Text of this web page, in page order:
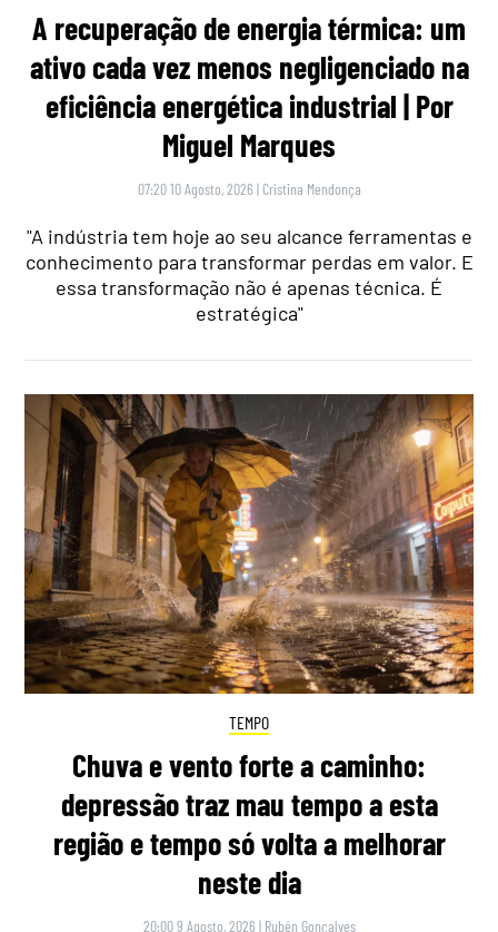
A recuperação de energia térmica: um
ativo cada vez menos negligenciado na
eficiência energética industrial | Por
Miguel Marques
07:20 10 Agosto, 2026 | Cristina Mendonça
"A indústria tem hoje ao seu alcance ferramentas e
conhecimento para transformar perdas em valor. E
essa transformação não é apenas técnica. É
estratégica"
TEMPO
Chuva e vento forte a caminho:
depressão traz mau tempo a esta
região e tempo só volta a melhorar
neste dia
20:00 9 Agosto, 2026 | Rubén Gonçalves